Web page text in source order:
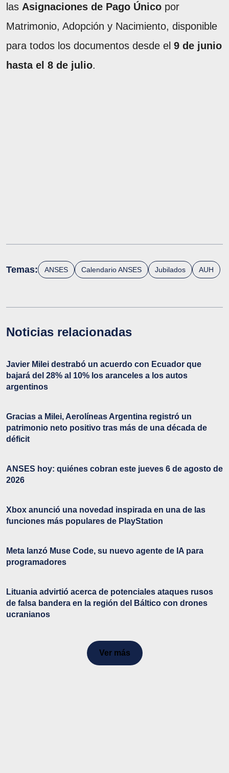
las Asignaciones de Pago Único por
Matrimonio, Adopción y Nacimiento, disponible
para todos los documentos desde el 9 de junio
hasta el 8 de julio.
Temas: ANSES Calendario ANSES Jubilados AUH
Noticias relacionadas
Javier Milei destrabó un acuerdo con Ecuador que
bajará del 28% al 10% los aranceles a los autos
argentinos
Gracias a Milei, Aerolíneas Argentina registró un
patrimonio neto positivo tras más de una década de
déficit
ANSES hoy: quiénes cobran este jueves 6 de agosto de
2026
Xbox anunció una novedad inspirada en una de las
funciones más populares de PlayStation
Meta lanzó Muse Code, su nuevo agente de IA para
programadores
Lituania advirtió acerca de potenciales ataques rusos
de falsa bandera en la región del Báltico con drones
ucranianos
Ver más